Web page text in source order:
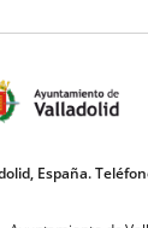
España.